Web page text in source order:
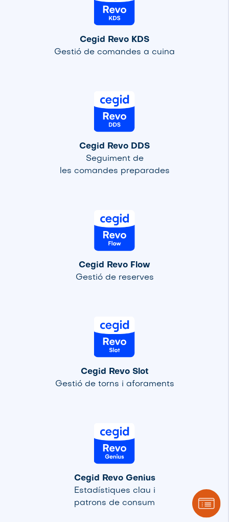
Cegid Revo KDS
Gestió de comandes a cuina
Cegid Revo DDS
Seguiment de
les comandes preparades
Cegid Revo Flow
Gestió de reserves
Cegid Revo Slot
Gestió de torns i aforaments
Cegid Revo Genius
Estadístiques clau i
patrons de consum